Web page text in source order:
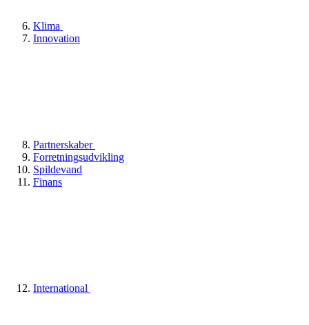
Klima
Innovation
Partnerskaber
Forretningsudvikling
Spildevand
Finans
International